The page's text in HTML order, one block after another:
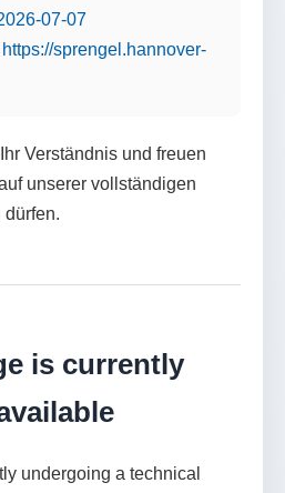
07-07
https://sprengel.hannover-
Verständnis und freuen
unserer vollständigen
is currently
undergoing a technical